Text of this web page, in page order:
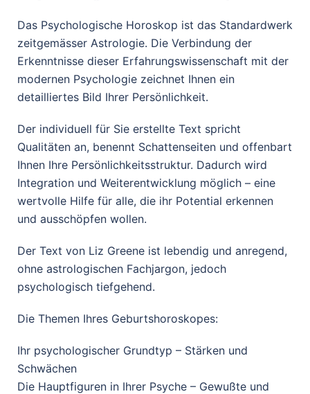
Das Psychologische Horoskop ist das Standardwerk
zeitgemässer Astrologie. Die Verbindung der
Erkenntnisse dieser Erfahrungswissenschaft mit der
modernen Psychologie zeichnet Ihnen ein
detailliertes Bild Ihrer Persönlichkeit.
Der individuell für Sie erstellte Text spricht
Qualitäten an, benennt Schattenseiten und offenbart
Ihnen Ihre Persönlichkeitsstruktur. Dadurch wird
Integration und Weiterentwicklung möglich – eine
wertvolle Hilfe für alle, die ihr Potential erkennen
und ausschöpfen wollen.
Der Text von Liz Greene ist lebendig und anregend,
ohne astrologischen Fachjargon, jedoch
psychologisch tiefgehend.
Die Themen Ihres Geburtshoroskopes:
Ihr psychologischer Grundtyp – Stärken und
Schwächen
Die Hauptfiguren in Ihrer Psyche – Gewußte und